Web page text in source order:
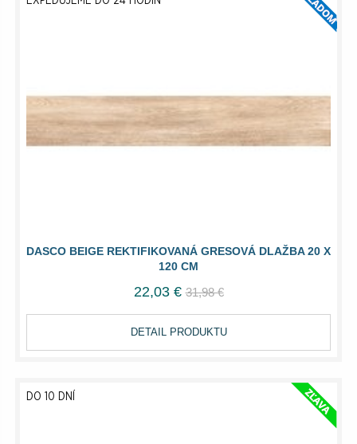
DASCO BEIGE REKTIFIKOVANÁ GRESOVÁ DLAŽBA 20 X
120 CM
22,03 € 31,98 €
DETAIL PRODUKTU
DO 10 DNÍ